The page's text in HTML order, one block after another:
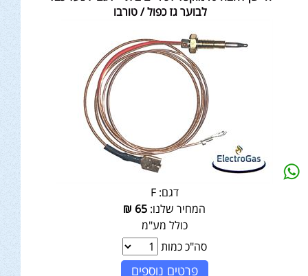
לבוער גז כפול / טורבו
דגם: F
המחיר שלנו: 65
₪
כולל מע"מ
סה"כ כמות
פרטים נוספים